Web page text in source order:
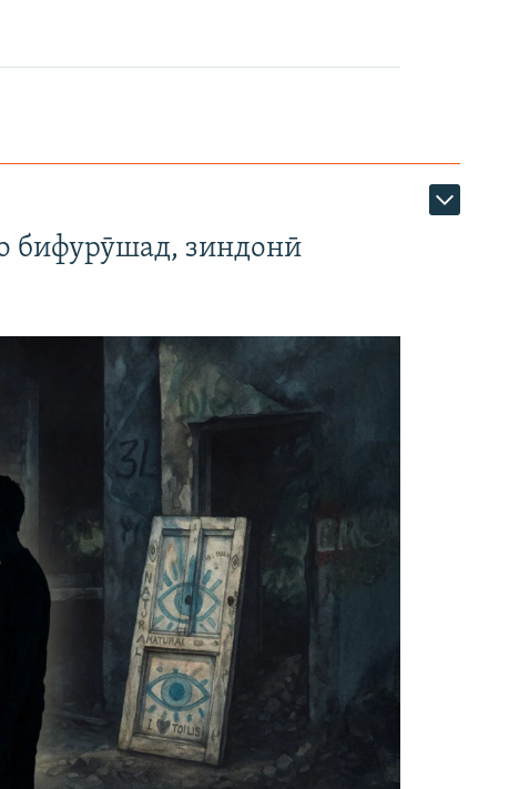
бифурӯшад, зиндонӣ